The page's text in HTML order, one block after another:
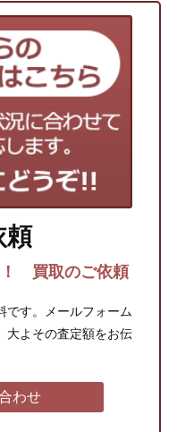
頼
！ 買取のご依頼
です。メールフォーム
大よその査定額をお伝
わせ